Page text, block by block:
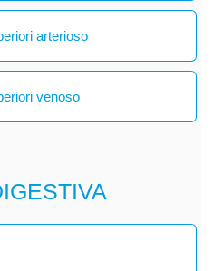
arterioso
venoso